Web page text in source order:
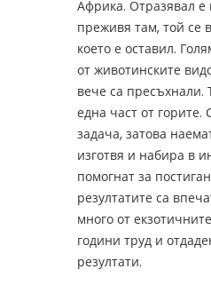
Африка. Отразявал е
преживя там, той се
което е оставил.
от животинските
вече са пресъхнали.
една част от горите.
задача, затова
изготвя и набира в
помогнат за
резултатите са
много от
години труд и
резултати.